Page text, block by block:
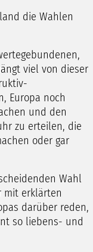
die Wahlen
viel von dieser
Europa noch
und den
zu erteilen, die
oder gar
Wahl
mit erklärten
darüber reden,
so liebens- und